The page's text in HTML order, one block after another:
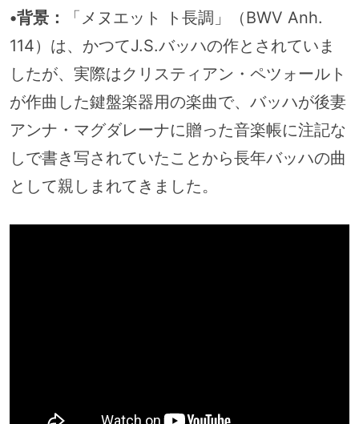
•背景：
「メヌエット ト長調」（BWV Anh.
114）は、かつてJ.S.バッハの作とされていま
したが、実際はクリスティアン・ペツォールト
が作曲した鍵盤楽器用の楽曲で、バッハが後妻
アンナ・マグダレーナに贈った音楽帳に注記な
しで書き写されていたことから長年バッハの曲
として親しまれてきました。